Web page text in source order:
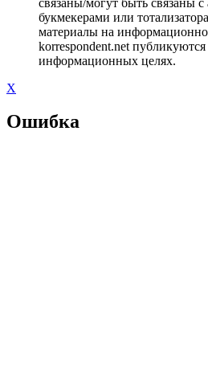
букмекерами или
материалы на
korrespondent.net
информационных целях.
X
Ошибка